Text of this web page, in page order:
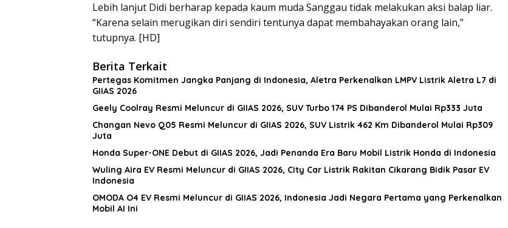
Lebih lanjut Didi berharap kepada kaum muda Sanggau tidak melakukan aksi balap liar.
“Karena selain merugikan diri sendiri tentunya dapat membahayakan orang lain,”
tutupnya. [HD]
Berita Terkait
Pertegas Komitmen Jangka Panjang di Indonesia, Aletra Perkenalkan LMPV Listrik Aletra L7 di
GIIAS 2026
Geely Coolray Resmi Meluncur di GIIAS 2026, SUV Turbo 174 PS Dibanderol Mulai Rp333 Juta
Changan Nevo Q05 Resmi Meluncur di GIIAS 2026, SUV Listrik 462 Km Dibanderol Mulai Rp309
Juta
Honda Super-ONE Debut di GIIAS 2026, Jadi Penanda Era Baru Mobil Listrik Honda di Indonesia
Wuling Aira EV Resmi Meluncur di GIIAS 2026, City Car Listrik Rakitan Cikarang Bidik Pasar EV
Indonesia
OMODA O4 EV Resmi Meluncur di GIIAS 2026, Indonesia Jadi Negara Pertama yang Perkenalkan
Mobil AI Ini